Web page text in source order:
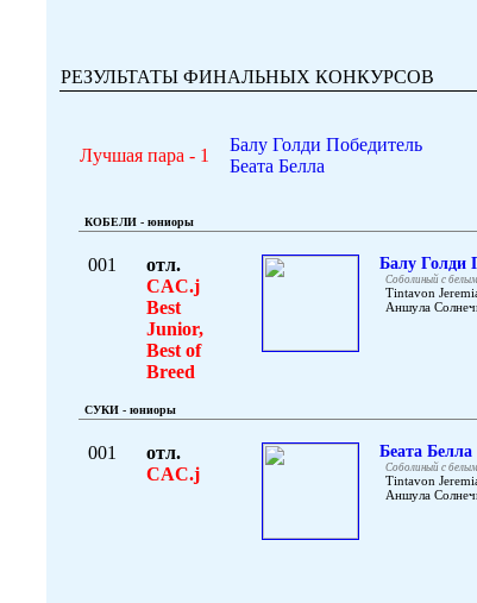
РЕЗУЛЬТАТЫ ФИНАЛЬНЫХ КОНКУРСОВ
Лучшая пара - 1
Балу Голди Победитель
Беата Белла
КОБЕЛИ - юниоры
001
отл.
CAC.j
Best
Junior,
Best of
Breed
Балу Голди
Соболиный с
Tintavon
Аншула
СУКИ - юниоры
001
отл.
CAC.j
Беата Белла
Соболиный с
Tintavon
Аншула